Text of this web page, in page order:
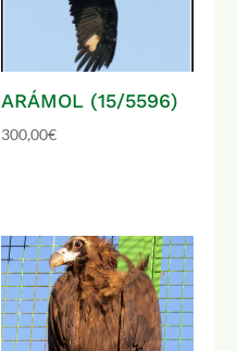
ARÁMOL (15/5596)
300,00€